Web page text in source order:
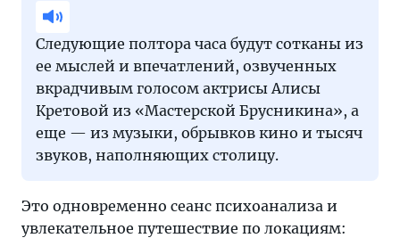
Следующие полтора часа будут сотканы из
ее мыслей и впечатлений, озвученных
вкрадчивым голосом актрисы Алисы
Кретовой из «Мастерской Брусникина», а
еще — из музыки, обрывков кино и тысяч
звуков, наполняющих столицу.
Это одновременно сеанс психоанализа и
увлекательное путешествие по локациям: